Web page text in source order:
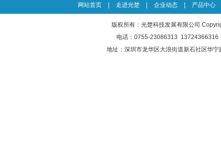
网站首页 走进光楚 企业动态 产品中心
版权所有：光楚科技发展有限公司
电话：0755-23086313
地址：深圳市龙华区大浪街道新石社区华